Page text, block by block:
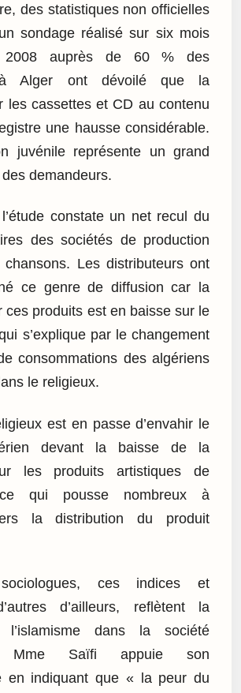
des statistiques non officielles
sondage réalisé sur six mois
2008 auprès de 60 % des
à Alger ont dévoilé que la
les cassettes et CD au contenu
une hausse considérable.
juvénile représente un grand
demandeurs.
constate un net recul du
des sociétés de production
Les distributeurs ont
ce genre de diffusion car la
ces produits est en baisse sur le
s’explique par le changement
consommations des algériens
le religieux.
est en passe d’envahir le
devant la baisse de la
les produits artistiques de
qui pousse nombreux à
la distribution du produit
ces indices et
d’ailleurs, reflètent la
l’islamisme dans la société
Mme Saïfi appuie son
en indiquant que « la peur du